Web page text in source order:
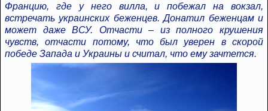
Францию, где у него вилла, и побежал на вокзал,
встречать украинских беженцев. Донатил беженцам и
может даже ВСУ. Отчасти – из полного крушения
чувств, отчасти потому, что был уверен в скорой
победе Запада и Украины и считал, что ему зачтется.